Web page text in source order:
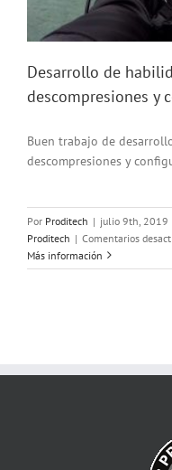
Desarrollo de
descompresiones y
Buen trabajo de
descompresiones y
Por Proditech | julio 9th, 2019
Proditech | Comentarios
Más información